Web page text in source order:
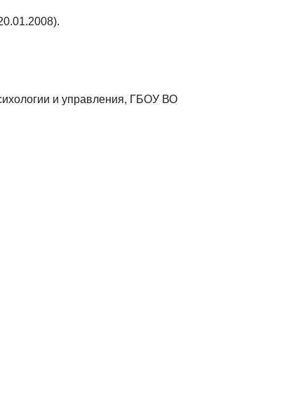
и управления, ГБОУ ВО